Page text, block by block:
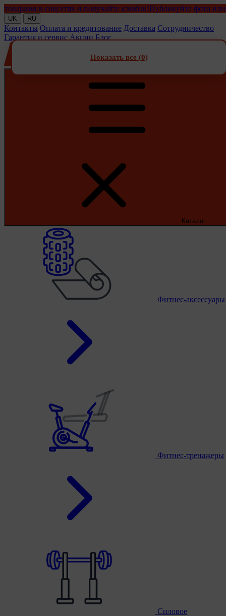
в соцсетях и получайте кэшбэк!Публикуйте фото или
UK RU
Контакты Оплата и кредитование Доставка Сотрудничество
Гарантия и сервис Акции Блог
Каталог
Фитнес-аксессуары
Фитнес-тренажеры
Силовое
Показать все (0)